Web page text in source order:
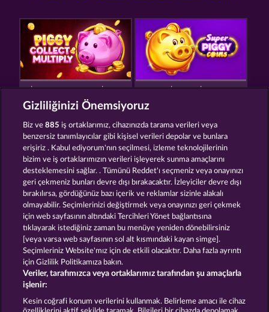
PIGGY COLLECT MULTIPLY SUPER PIGGY COINS
THE GRIFFIN ROMAN LEGION XTREME
Hüküm ve Koşullar Gizlilik Beyanı
Şirket SSS Sözlük Ortaklık programı
Facebook
İptal talebini gönder
Gizliliğinizi Önemsiyoruz
Biz ve885 iş ortaklarımız, cihazınızda tarama verileri veya
benzersiz tanımlayıcılar gibi kişisel verileri depolar ve bunlara
erişiriz . Kabul ediyorum'nın seçilmesi, izleme teknolojilerinin
bizim ve iş ortaklarımızın verileri işleyerek sunma amaçlarını
desteklemesini sağlar. . Tümünü Reddet'ı seçmeniz veya onayınızı
geri çekmeniz bunları devre dışı bırakacaktır. İzleyiciler devre dışı
bırakılırsa, gördüğünüz bazı içerik ve reklamlar sizinle alakalı
olmayabilir. Seçimlerinizi değiştirmek veya onayınızı geri çekmek
için web sayfasının altındaki Tercihleri Yönet bağlantısına
tıklayarak istediğiniz zaman bu menüye yeniden dönebilirsiniz
[veya varsa web sayfasının sol alt kısmındaki kayan simge].
Seçimleriniz Website'mız için de etkili olacaktır. Daha fazla ayrıntı
için Gizlilik Politikamıza bakın.
Veriler, tarafımızca veya ortaklarımız tarafından şu amaçlarla
işlenir:
Kesin coğrafi konum verilerini kullanmak. Belirleme amacı ile cihaz